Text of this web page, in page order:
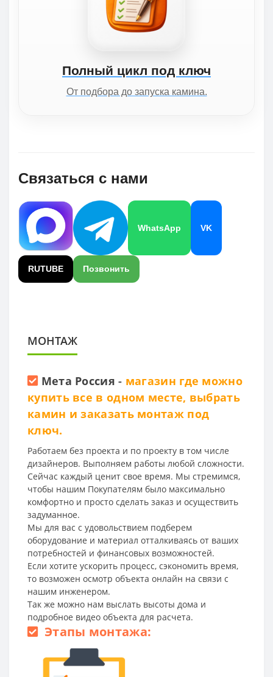
Полный цикл под ключ
От подбора до запуска камина.
Связаться с нами
WhatsApp VK
RUTUBE Позвонить
МОНТАЖ
Мета Россия - магазин где можно
купить все в одном месте, выбрать
камин и заказать монтаж под
ключ.
Работаем без проекта и по проекту в том числе
дизайнеров. Выполняем работы любой сложности.
Сейчас каждый ценит свое время. Мы стремимся,
чтобы нашим Покупателям было максимально
комфортно и просто сделать заказ и осуществить
задуманное.
Мы для вас с удовольствием подберем
оборудование и материал отталкиваясь от ваших
потребностей и финансовых возможностей.
Если хотите ускорить процесс, сэкономить время,
то возможен осмотр объекта онлайн на связи с
нашим инженером.
Так же можно нам выслать высоты дома и
подробное видео объекта для расчета.
Этапы монтажа: